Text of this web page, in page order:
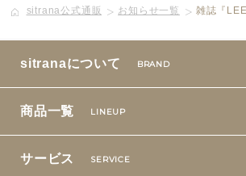
ボディケア
美容液
化粧下地
sitrana公式通販 お知らせ一覧 雑誌『
sitranaについて BRAND
商品一覧 LINEUP
サービス SERVICE